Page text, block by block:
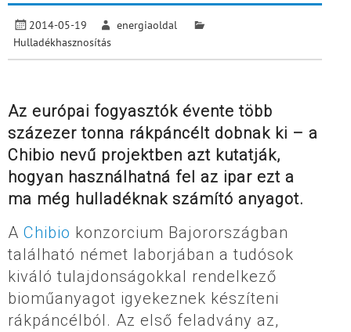
2014-05-19
energiaoldal
Hulladékhasznosítás
Az európai fogyasztók évente több
százezer tonna rákpáncélt dobnak ki – a
Chibio nevű projektben azt kutatják,
hogyan használhatná fel az ipar ezt a
ma még hulladéknak számító anyagot.
A Chibio konzorcium Bajorországban
található német laborjában a tudósok
kiváló tulajdonságokkal rendelkező
bioműanyagot igyekeznek készíteni
rákpáncélból. Az első feladvány az,